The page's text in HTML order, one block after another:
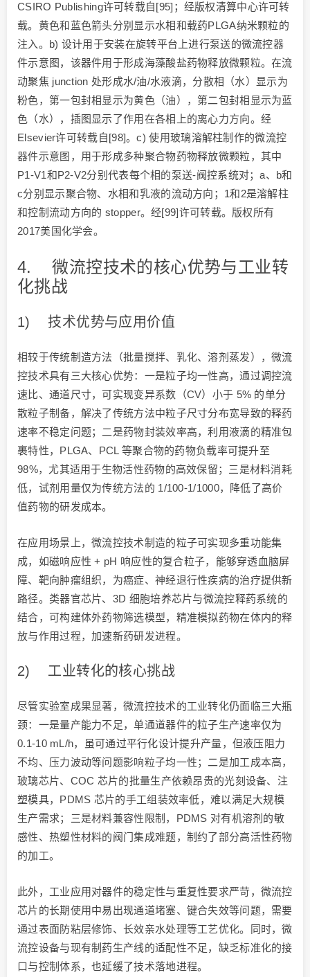
CSIRO Publishing许可转载自[95]；经版权清算中心许可转
载。黄色和蓝色箭头分别显示水相和载药PLGA纳米颗粒的
注入。b) 设计用于安装在旋转平台上进行泵送的微流控器
件示意图，该器件用于形成海藻酸盐药物释放微颗粒。在流
动聚焦 junction 处形成水/油/水液滴，分散相（水）显示为
粉色，第一包封相显示为黄色（油），第二包封相显示为蓝
色（水），插图显示了作用在各相上的离心力方向。经
Elsevier许可转载自[98]。c) 使用玻璃溶解柱制作的微流控
器件示意图，用于形成多种聚合物药物释放微颗粒，其中
P1-V1和P2-V2分别代表每个相的泵送-阀控系统对；a、b和
c分别显示聚合物、水相和乳液的流动方向；1和2是溶解柱
和控制流动方向的 stopper。经[99]许可转载。版权所有
2017美国化学会。
4. 微流控技术的核心优势与工业转
化挑战
1) 技术优势与应用价值
相较于传统制造方法（批量搅拌、乳化、溶剂蒸发），微流
控技术具有三大核心优势：一是粒子均一性高，通过调控流
速比、通道尺寸，可实现变异系数（CV）小于 5% 的单分
散粒子制备，解决了传统方法中粒子尺寸分布宽导致的释药
速率不稳定问题；二是药物封装效率高，利用液滴的精准包
裹特性，PLGA、PCL 等聚合物的药物负载率可提升至
98%，尤其适用于生物活性药物的高效保留；三是材料消耗
低，试剂用量仅为传统方法的 1/100-1/1000，降低了高价
值药物的研发成本。
在应用场景上，微流控技术制造的粒子可实现多重功能集
成，如磁响应性 + pH 响应性的复合粒子，能够穿透血脑屏
障、靶向肿瘤组织，为癌症、神经退行性疾病的治疗提供新
路径。类器官芯片、3D 细胞培养芯片与微流控释药系统的
结合，可构建体外药物筛选模型，精准模拟药物在体内的释
放与作用过程，加速新药研发进程。
2) 工业转化的核心挑战
尽管实验室成果显著，微流控技术的工业转化仍面临三大瓶
颈：一是量产能力不足，单通道器件的粒子生产速率仅为
0.1-10 mL/h，虽可通过平行化设计提升产量，但液压阻力
不均、压力波动等问题影响粒子均一性；二是加工成本高，
玻璃芯片、COC 芯片的批量生产依赖昂贵的光刻设备、注
塑模具，PDMS 芯片的手工组装效率低，难以满足大规模
生产需求；三是材料兼容性限制，PDMS 对有机溶剂的敏
感性、热塑性材料的阀门集成难题，制约了部分高活性药物
的加工。
此外，工业应用对器件的稳定性与重复性要求严苛，微流控
芯片的长期使用中易出现通道堵塞、键合失效等问题，需要
通过表面防粘层修饰、长效亲水处理等工艺优化。同时，微
流控设备与现有制药生产线的适配性不足，缺乏标准化的接
口与控制体系，也延缓了技术落地进程。